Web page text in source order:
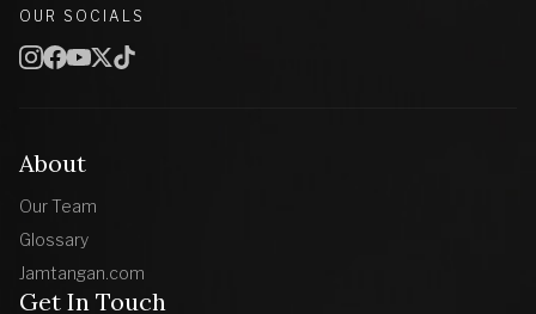
About
Our Team
Glossary
Jamtangan.com
Get In Touch
OUR SOCIALS